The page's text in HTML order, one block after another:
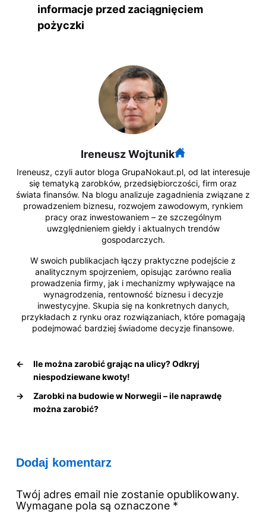
informacje przed zaciągnięciem
pożyczki
Ireneusz Wojtunik
Ireneusz, czyli autor bloga GrupaNokaut.pl, od lat interesuje
się tematyką zarobków, przedsiębiorczości, firm oraz
świata finansów. Na blogu analizuje zagadnienia związane z
prowadzeniem biznesu, rozwojem zawodowym, rynkiem
pracy oraz inwestowaniem – ze szczególnym
uwzględnieniem giełdy i aktualnych trendów
gospodarczych.
W swoich publikacjach łączy praktyczne podejście z
analitycznym spojrzeniem, opisując zarówno realia
prowadzenia firmy, jak i mechanizmy wpływające na
wynagrodzenia, rentowność biznesu i decyzje
inwestycyjne. Skupia się na konkretnych danych,
przykładach z rynku oraz rozwiązaniach, które pomagają
podejmować bardziej świadome decyzje finansowe.
←
Ile można zarobić grając na ulicy? Odkryj
niespodziewane kwoty!
→
Zarobki na budowie w Norwegii – ile naprawdę
można zarobić?
Dodaj komentarz
Twój adres email nie zostanie opublikowany.
Wymagane pola są oznaczone *